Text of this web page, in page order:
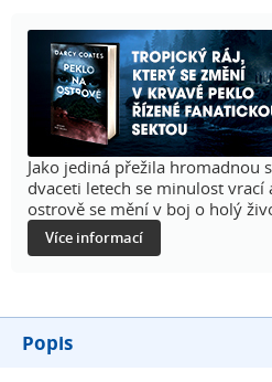
Jako jediná přežila hromadnou
dvaceti letech se minulost vrací
ostrově se mění v boj o holý
Více informací
Popis